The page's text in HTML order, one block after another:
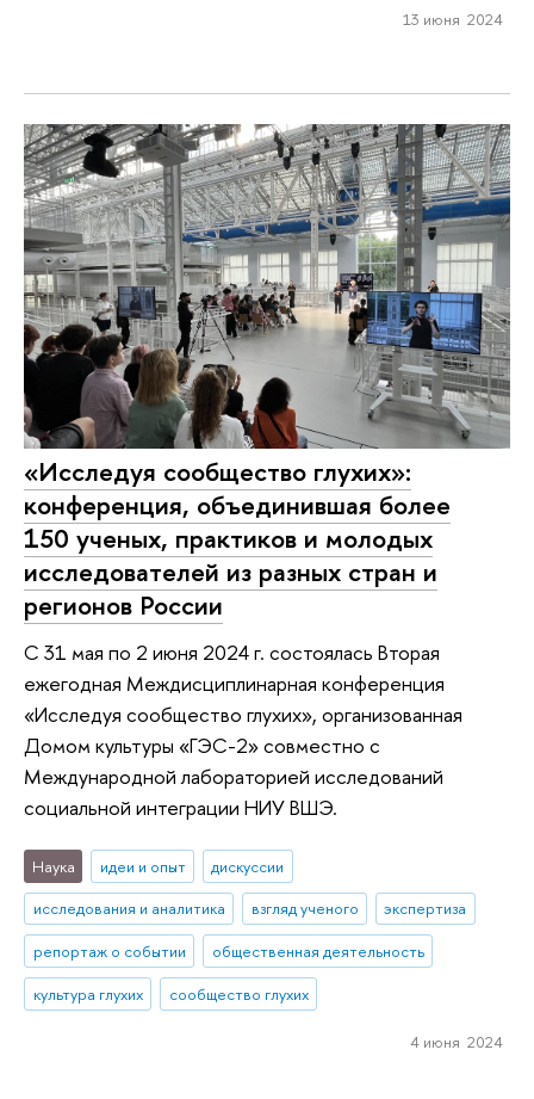
13 июня 2024
«Исследуя сообщество глухих»:
конференция, объединившая более
150 ученых, практиков и молодых
исследователей из разных стран и
регионов России
С 31 мая по 2 июня 2024 г. состоялась Вторая
ежегодная Междисциплинарная конференция
«Исследуя сообщество глухих», организованная
Домом культуры «ГЭС-2» совместно с
Международной лабораторией исследований
социальной интеграции НИУ ВШЭ.
Наука идеи и опыт
дискуссии
исследования и аналитика
взгляд ученого
экспертиза
репортаж о событии
общественная деятельность
культура глухих
сообщество глухих
4 июня 2024